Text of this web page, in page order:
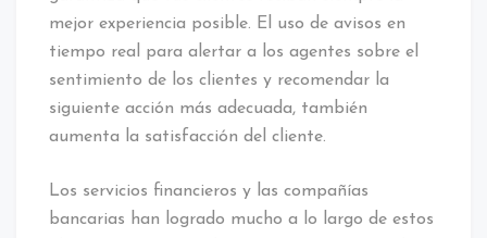
mejor experiencia posible. El uso de avisos en
tiempo real para alertar a los agentes sobre el
sentimiento de los clientes y recomendar la
siguiente acción más adecuada, también
aumenta la satisfacción del cliente.
Los servicios financieros y las compañías
bancarias han logrado mucho a lo largo de estos